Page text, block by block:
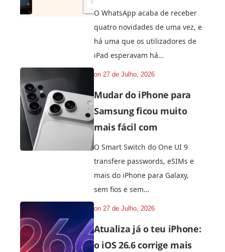
O WhatsApp acaba de receber
quatro novidades de uma vez, e
há uma que os utilizadores de
iPad esperavam há…
on27 de Julho, 2026
Mudar do iPhone para
Samsung ficou muito
mais fácil com
O Smart Switch do One UI 9
transfere passwords, eSIMs e
mais do iPhone para Galaxy,
sem fios e sem…
on27 de Julho, 2026
Atualiza já o teu iPhone:
o iOS 26.6 corrige mais